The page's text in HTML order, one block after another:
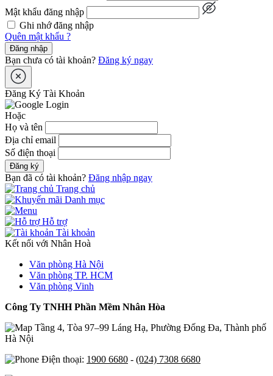
Mật khẩu đăng nhập
Ghi nhớ đăng nhập
Quên mật khẩu ?
Đăng nhập
Bạn chưa có tài khoản? Đăng ký ngay
Đăng Ký Tài Khoản
Hoặc
Họ và tên
Địa chỉ email
Số điện thoại
Đăng ký
Bạn đã có tài khoản? Đăng nhập ngay
Trang chủ
Danh mục
Hỗ trợ
Tài khoản
Kết nối với Nhân Hoà
Văn phòng Hà Nội
Văn phòng TP. HCM
Văn phòng Vinh
Công Ty TNHH Phần Mềm Nhân Hòa
Tầng 4, Tòa 97–99 Láng Hạ, Phường Đống Đa, Thành phố
Hà Nội
Điện thoại: 1900 6680 - (024) 7308 6680